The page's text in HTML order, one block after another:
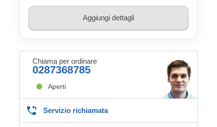
Aggiungi dettagli
Chiama per ordinare
0287368785
Aperti
Servizio richiamata